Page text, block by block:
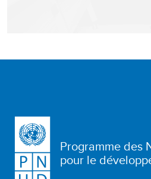
Programme des
pour le